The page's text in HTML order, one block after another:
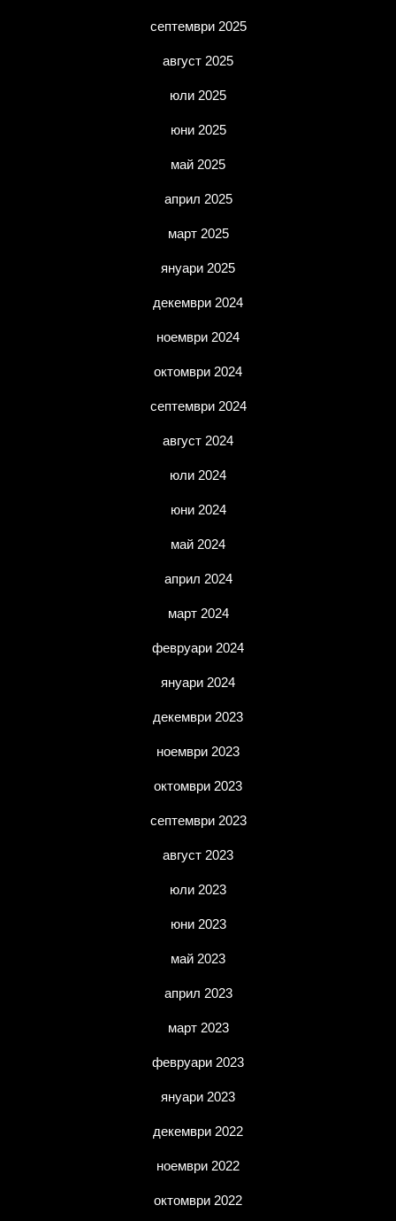
септември 2025
август 2025
юли 2025
юни 2025
май 2025
април 2025
март 2025
януари 2025
декември 2024
ноември 2024
октомври 2024
септември 2024
август 2024
юли 2024
юни 2024
май 2024
април 2024
март 2024
февруари 2024
януари 2024
декември 2023
ноември 2023
октомври 2023
септември 2023
август 2023
юли 2023
юни 2023
май 2023
април 2023
март 2023
февруари 2023
януари 2023
декември 2022
ноември 2022
октомври 2022